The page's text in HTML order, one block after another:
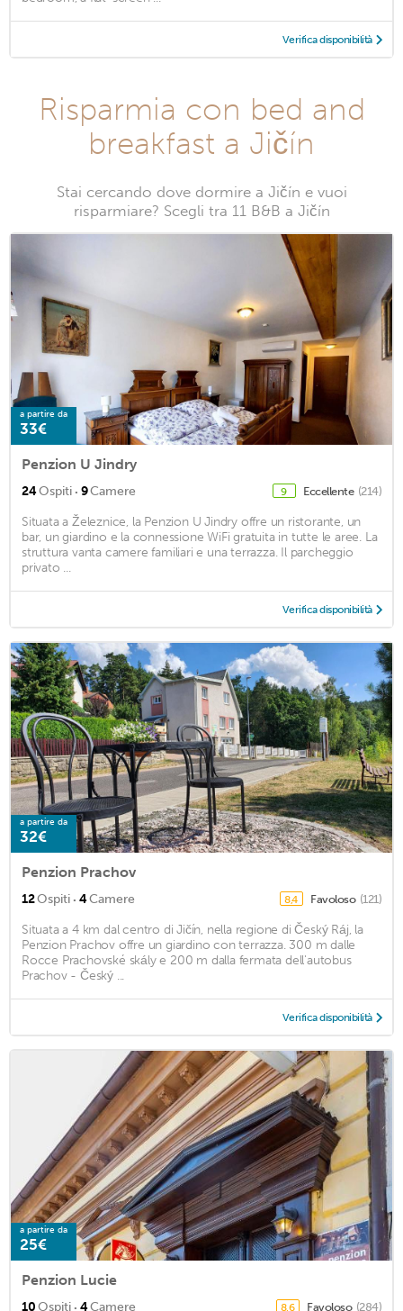
Verifica disponibilità
Risparmia con bed and
breakfast a Jičín
Stai cercando dove dormire a Jičín e vuoi
risparmiare? Scegli tra 11 B&B a Jičín
a partire da
33€
Penzion U Jindry
24Ospiti · 9Camere 9 Eccellente (214)
Situata a Železnice, la Penzion U Jindry offre un ristorante, un
bar, un giardino e la connessione WiFi gratuita in tutte le aree. La
struttura vanta camere familiari e una terrazza. Il parcheggio
privato ...
Verifica disponibilità
a partire da
32€
Penzion Prachov
12Ospiti · 4Camere 8,4 Favoloso (121)
Situata a 4 km dal centro di Jičín, nella regione di Český Ráj, la
Penzion Prachov offre un giardino con terrazza. 300 m dalle
Rocce Prachovské skály e 200 m dalla fermata dell'autobus
Prachov - Český ...
Verifica disponibilità
a partire da
25€
Penzion Lucie
10Ospiti 4Camere 8,6 Favoloso (284)